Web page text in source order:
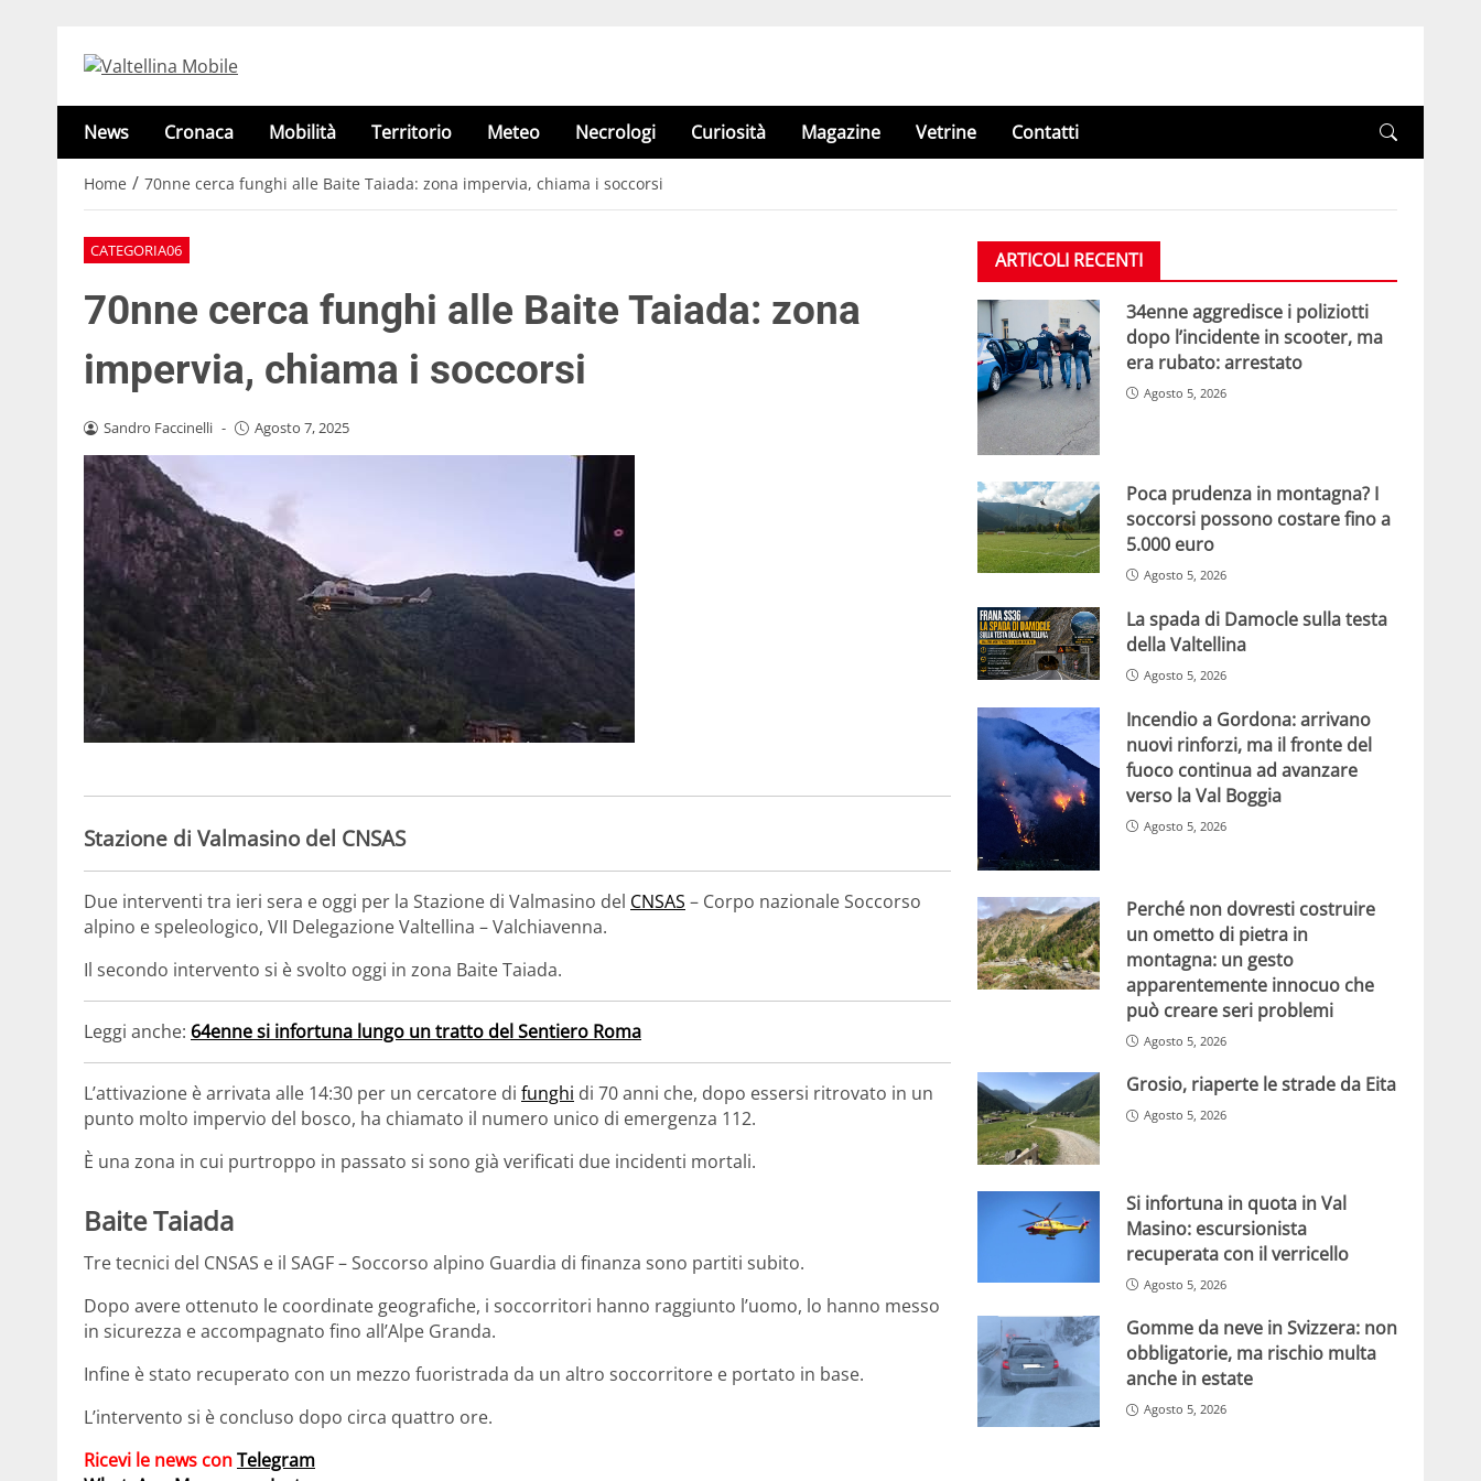
News Cronaca Mobilità Territorio Meteo Necrologi Curiosità Magazine Vetrine Contatti
Home / 70nne cerca funghi alle Baite Taiada: zona impervia, chiama i soccorsi
CATEGORIA06
70nne cerca funghi alle Baite Taiada: zona
impervia, chiama i soccorsi
Sandro Faccinelli - Agosto 7, 2025
Stazione di Valmasino del CNSAS
Due interventi tra ieri sera e oggi per la Stazione di Valmasino del CNSAS – Corpo nazionale Soccorso
alpino e speleologico, VII Delegazione Valtellina – Valchiavenna.
Il secondo intervento si è svolto oggi in zona Baite Taiada.
Leggi anche: 64enne si infortuna lungo un tratto del Sentiero Roma
L’attivazione è arrivata alle 14:30 per un cercatore di funghi di 70 anni che, dopo essersi ritrovato in un
punto molto impervio del bosco, ha chiamato il numero unico di emergenza 112.
È una zona in cui purtroppo in passato si sono già verificati due incidenti mortali.
Baite Taiada
Tre tecnici del CNSAS e il SAGF – Soccorso alpino Guardia di finanza sono partiti subito.
Dopo avere ottenuto le coordinate geografiche, i soccorritori hanno raggiunto l’uomo, lo hanno messo
in sicurezza e accompagnato fino all’Alpe Granda.
Infine è stato recuperato con un mezzo fuoristrada da un altro soccorritore e portato in base.
L’intervento si è concluso dopo circa quattro ore.
Ricevi le news conTelegram
ARTICOLI RECENTI
34enne aggredisce i poliziotti
dopo l’incidente in scooter, ma
era rubato: arrestato
Agosto 5, 2026
Poca prudenza in montagna? I
soccorsi possono costare fino a
5.000 euro
Agosto 5, 2026
La spada di Damocle sulla testa
della Valtellina
Agosto 5, 2026
Incendio a Gordona: arrivano
nuovi rinforzi, ma il fronte del
fuoco continua ad avanzare
verso la Val Boggia
Agosto 5, 2026
Perché non dovresti costruire
un ometto di pietra in
montagna: un gesto
apparentemente innocuo che
può creare seri problemi
Agosto 5, 2026
Grosio, riaperte le strade da Eita
Agosto 5, 2026
Si infortuna in quota in Val
Masino: escursionista
recuperata con il verricello
Agosto 5, 2026
Gomme da neve in Svizzera: non
obbligatorie, ma rischio multa
anche in estate
Agosto 5, 2026